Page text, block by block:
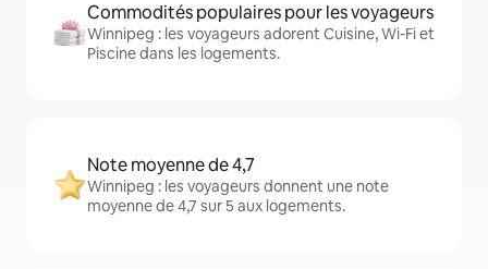
Commodités populaires pour les voyageurs
Winnipeg : les voyageurs adorent Cuisine, Wi-Fi et
Piscine dans les logements.
Note moyenne de 4,7
Winnipeg : les voyageurs donnent une note
moyenne de 4,7 sur 5 aux logements.